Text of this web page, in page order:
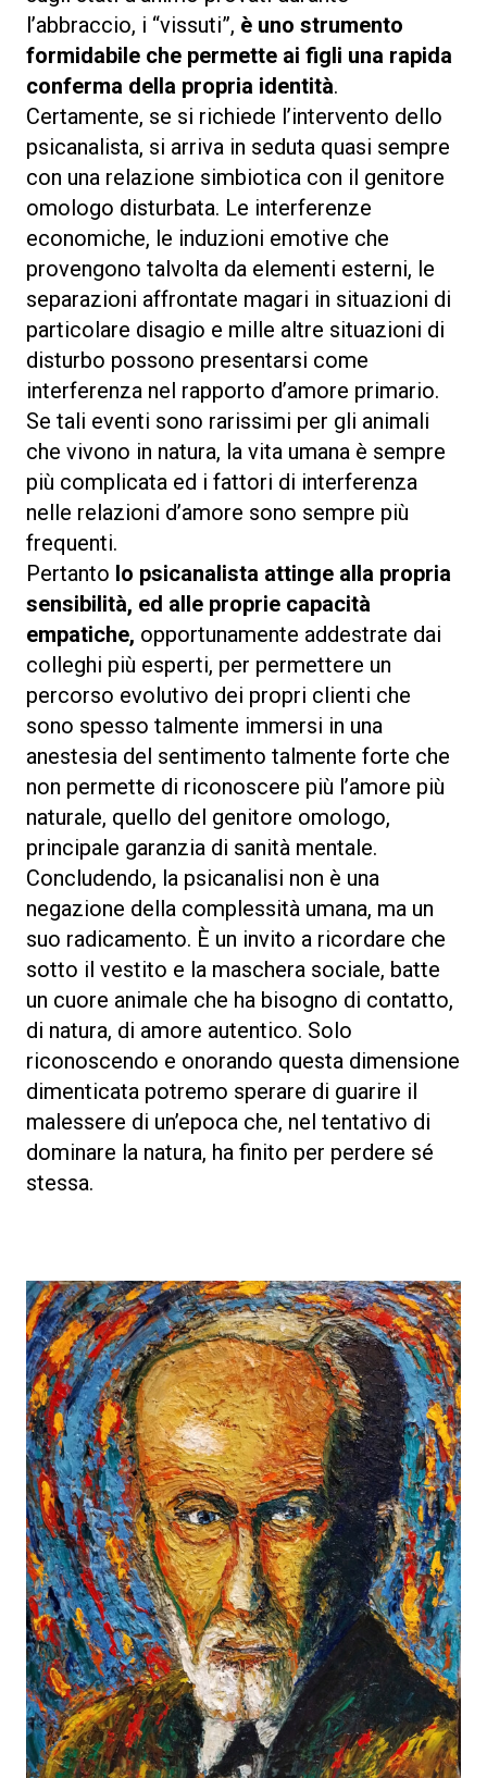
l’abbraccio, i “vissuti”, è uno strumento
formidabile che permette ai figli una rapida
conferma della propria identità.
Certamente, se si richiede l’intervento dello
psicanalista, si arriva in seduta quasi sempre
con una relazione simbiotica con il genitore
omologo disturbata. Le interferenze
economiche, le induzioni emotive che
provengono talvolta da elementi esterni, le
separazioni affrontate magari in situazioni di
particolare disagio e mille altre situazioni di
disturbo possono presentarsi come
interferenza nel rapporto d’amore primario.
Se tali eventi sono rarissimi per gli animali
che vivono in natura, la vita umana è sempre
più complicata ed i fattori di interferenza
nelle relazioni d’amore sono sempre più
frequenti.
Pertanto lo psicanalista attinge alla propria
sensibilità, ed alle proprie capacità
empatiche, opportunamente addestrate dai
colleghi più esperti, per permettere un
percorso evolutivo dei propri clienti che
sono spesso talmente immersi in una
anestesia del sentimento talmente forte che
non permette di riconoscere più l’amore più
naturale, quello del genitore omologo,
principale garanzia di sanità mentale.
Concludendo, la psicanalisi non è una
negazione della complessità umana, ma un
suo radicamento. È un invito a ricordare che
sotto il vestito e la maschera sociale, batte
un cuore animale che ha bisogno di contatto,
di natura, di amore autentico. Solo
riconoscendo e onorando questa dimensione
dimenticata potremo sperare di guarire il
malessere di un’epoca che, nel tentativo di
dominare la natura, ha finito per perdere sé
stessa.